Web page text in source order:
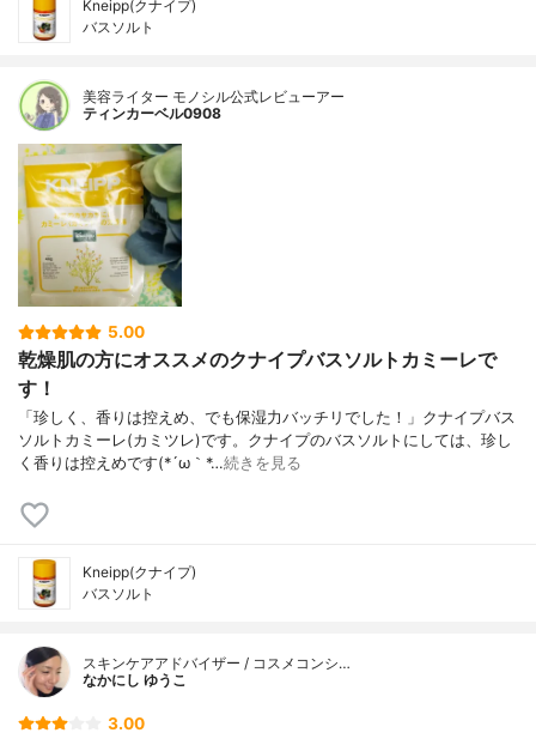
Kneipp(クナイプ)
バスソルト
美容ライター モノシル公式レビューアー
ティンカーベル0908
5.00
乾燥肌の方にオススメのクナイプバスソルトカミーレで
す！
「珍しく、香りは控えめ、でも保湿力バッチリでした！」クナイプバス
ソルトカミーレ(カミツレ)です。クナイプのバスソルトにしては、珍し
く香りは控えめです(*´ω｀*…続きを見る
Kneipp(クナイプ)
バスソルト
スキンケアアドバイザー / コスメコンシ…
なかにし ゆうこ
3.00